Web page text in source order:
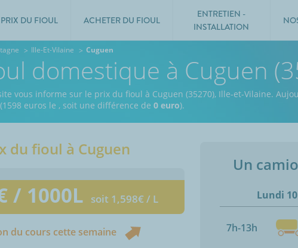
PRIX DU FIOUL ACHETER DU FIOUL
ENTRETIEN -
INSTALLATION
Ille-Et-Vilaine Cuguen
domestique à Cuguen
vous informe sur le prix du fioul à Cuguen (35270), Ille-et-Vilaine.
euros le , soit une différence de 0 euro).
du fioul à Cuguen
/ 1000L soit 1,598€ / L
du cours cette semaine
Un
Lundi
7h-13h